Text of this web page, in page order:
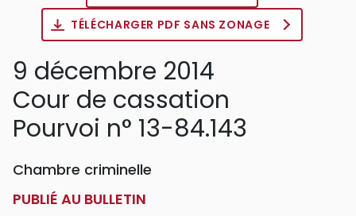
TÉLÉCHARGER PDF SANS ZONAGE
9 décembre 2014
Cour de cassation
Pourvoi n° 13-84.143
Chambre criminelle
PUBLIÉ AU BULLETIN